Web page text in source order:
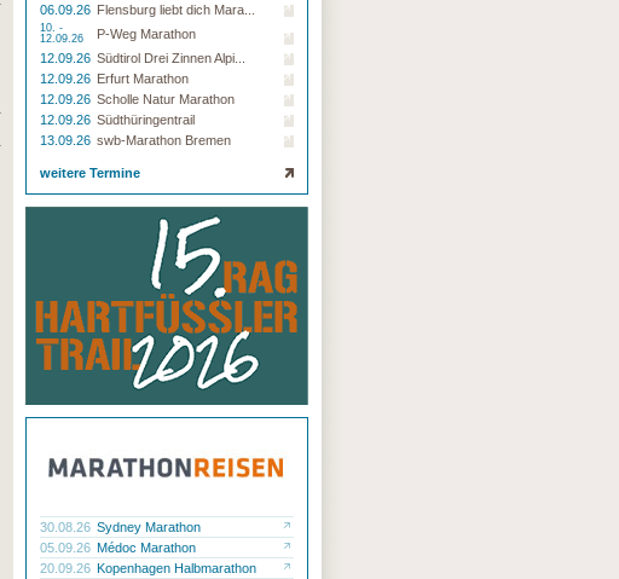
06.09.26 Flensburg liebt dich Mara...
10. -
12.09.26
P-Weg Marathon
12.09.26 Südtirol Drei Zinnen Alpi...
12.09.26 Erfurt Marathon
12.09.26 Scholle Natur Marathon
12.09.26 Südthüringentrail
13.09.26 swb-Marathon Bremen
weitere Termine
30.08.26 Sydney Marathon
05.09.26 Médoc Marathon
20.09.26 Kopenhagen Halbmarathon